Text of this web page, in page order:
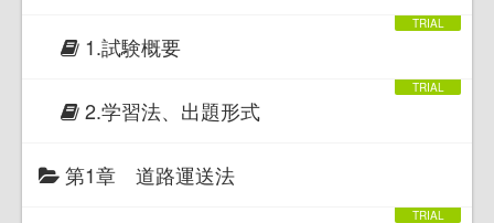
1.試験概要
2.学習法、出題形式
第1章 道路運送法